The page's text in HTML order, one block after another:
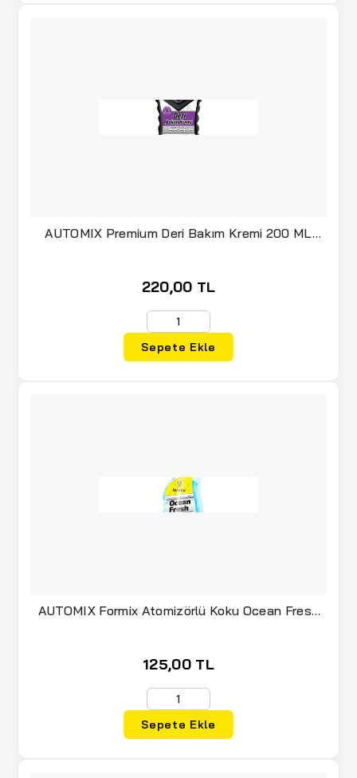
AUTOMIX Premium Deri Bakım Kremi 200 ML
220,00 TL
Sepete Ekle
AUTOMIX Formix Atomizörlü Koku Ocean Fresh
125,00 TL
Sepete Ekle